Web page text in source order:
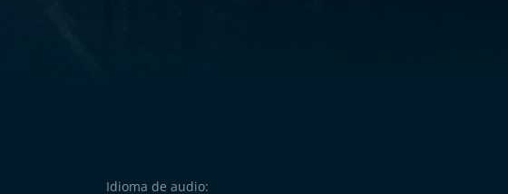
Idioma de audio: